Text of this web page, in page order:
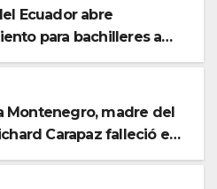
Ecuador abre
para bachilleres a
viernes 6 de febrero
Montenegro, madre del
Carapaz falleció en
73 años